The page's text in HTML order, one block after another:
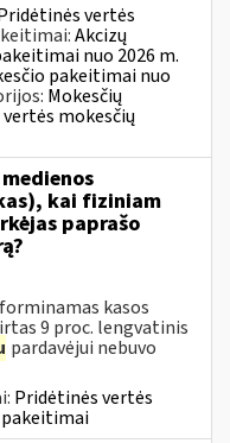
vertės
Akcizų
nuo 2026 m.
pakeitimai nuo
Mokesčių
mokesčių
kai fiziniam
paprašo
kasos
9 proc. lengvatinis
pardavėjui nebuvo
Pridėtinės vertės
pakeitimai